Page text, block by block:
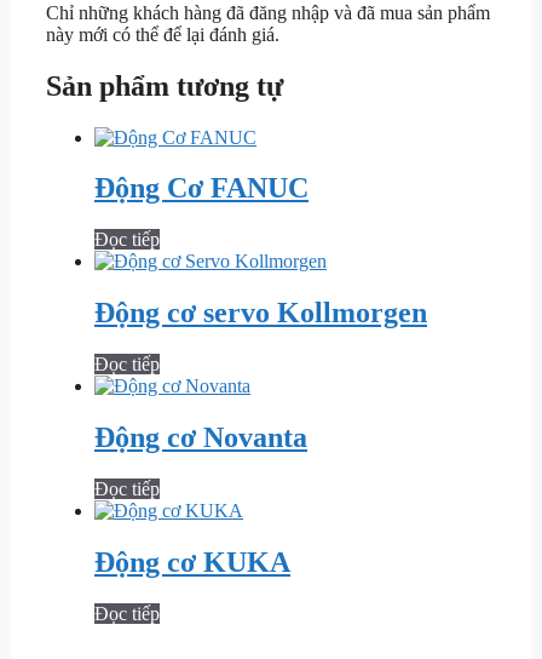
Chỉ những khách hàng đã đăng nhập và đã mua sản phẩm
này mới có thể để lại đánh giá.
Sản phẩm tương tự
Động Cơ FANUC
Đọc tiếp
Động cơ servo Kollmorgen
Đọc tiếp
Động cơ Novanta
Đọc tiếp
Động cơ KUKA
Đọc tiếp